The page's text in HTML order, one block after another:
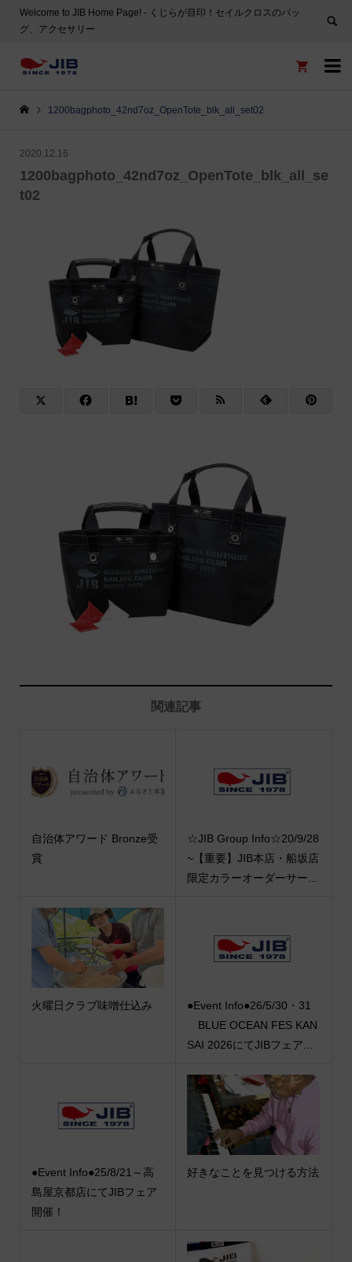
Welcome to JIB Home Page! ‐ くじらが目印！セイルクロスのバッ
グ、アクセサリー


1200bagphoto_42nd7oz_OpenTote_blk_all_set02
2020.12.16
1200bagphoto_42nd7oz_OpenTote_blk_all_se
t02
関連記事
自治体アワード Bronze受
賞
☆JIB Group Info☆20/9/28
~【重要】JIB本店・船坂店
限定カラーオーダーサー...
火曜日クラブ味噌仕込み
●Event Info●26/5/30・31
BLUE OCEAN FES KAN
SAI 2026にてJIBフェア...
●Event Info●25/8/21～高
島屋京都店にてJIBフェア
開催！
好きなことを見つける方法